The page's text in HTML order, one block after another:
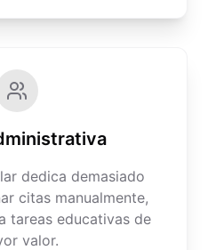
dedica demasiado
citas manualmente,
tareas educativas de
valor.